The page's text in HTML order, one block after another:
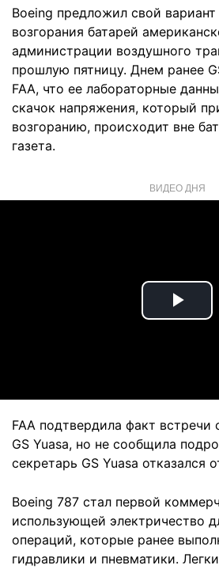
Boeing предложил свой
возгорания батарей
администрации воздушного
прошлую пятницу. Днем ранее
FAA, что ее лабораторные
скачок напряжения, который
возгоранию, происходит вне
газета.
ВИДЕО ДНЯ
Play
FAA подтвердила факт встречи
GS Yuasa, но не сообщила
секретарь GS Yuasa отказался
Boeing 787 стал первой
использующей электричество
операций, которые ранее
гидравлики и пневматики.